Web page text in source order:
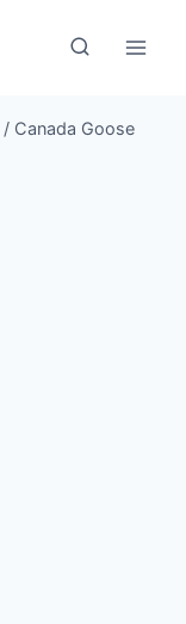
/ Canada Goose